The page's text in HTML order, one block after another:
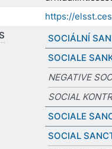
https://
SOCIÁLNÍ
SOCIALE
NEGATIVE
SOCIAL
SOCIALE
SOCIAL